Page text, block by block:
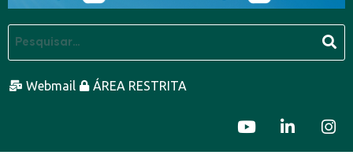
Webmail ÁREA RESTRITA